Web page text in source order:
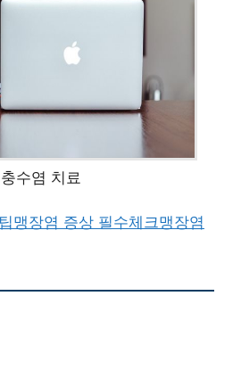
충수염 치료
맹장염 증상 필수체크맹장염